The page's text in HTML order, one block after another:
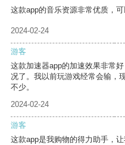
这款app的音乐资源非常优质，
2024-02-24
游客
这款加速器app的加速效果非常
况了。我以前玩游戏经常会输，
不少。
2024-02-24
游客
这款app是我购物的得力助手，